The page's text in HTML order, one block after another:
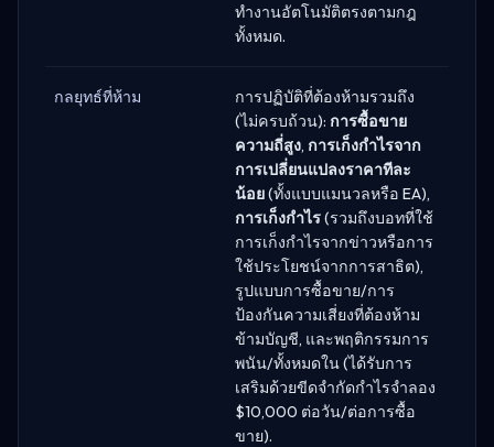
ทำงานอัตโนมัติตรงตามกฎ
ทั้งหมด.
กลยุทธ์ที่ห้าม
การปฏิบัติที่ต้องห้ามรวมถึง
(ไม่ครบถ้วน): การซื้อขาย
ความถี่สูง, การเก็งกำไรจาก
การเปลี่ยนแปลงราคาทีละ
น้อย(ทั้งแบบแมนวลหรือ EA),
การเก็งกำไร(รวมถึงบอทที่ใช้
การเก็งกำไรจากข่าวหรือการ
ใช้ประโยชน์จากการสาธิต),
รูปแบบการซื้อขาย/การ
ป้องกันความเสี่ยงที่ต้องห้าม
ข้ามบัญชี, และพฤติกรรมการ
พนัน/ทั้งหมดใน (ได้รับการ
เสริมด้วยขีดจำกัดกำไรจำลอง
$10,000 ต่อวัน/ต่อการซื้อ
ขาย).